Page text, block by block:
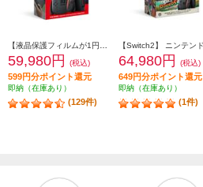
【液晶保護フィルムが1円で購入できる！】 【Switch2】 ニンテンドースイッチ2本体（日本語・国内専用）
59,980円 (税込)
599円分ポイント還元
即納（在庫あり）
(129件)
64,980円 (税込)
649円分ポイント還元
即納（在庫あり）
(1件)